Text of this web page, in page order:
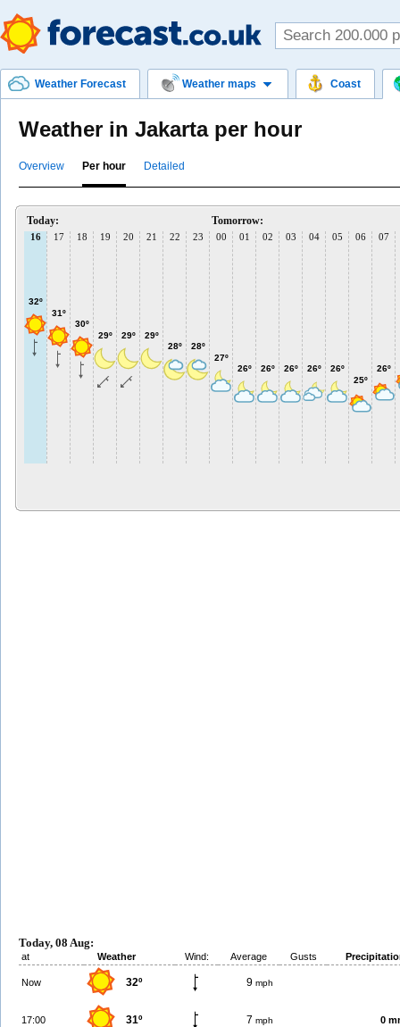
Weather Forecast Weather maps Coast
Weather in Jakarta per hour
Overview Per hour Detailed
Today:
16
32º
17
31º
18
30º
19
29º
20
29º
21
29º
22
28º
23
28º
Tomorrow:
00
27º
01
26º
02
26º
03
26º
04
26º
05
26º
06
25º
07
26º
Today, 08 Aug:
at Weather Wind: Average Gusts
Now 32º 9 mph
17:00 31º 7 mph 0